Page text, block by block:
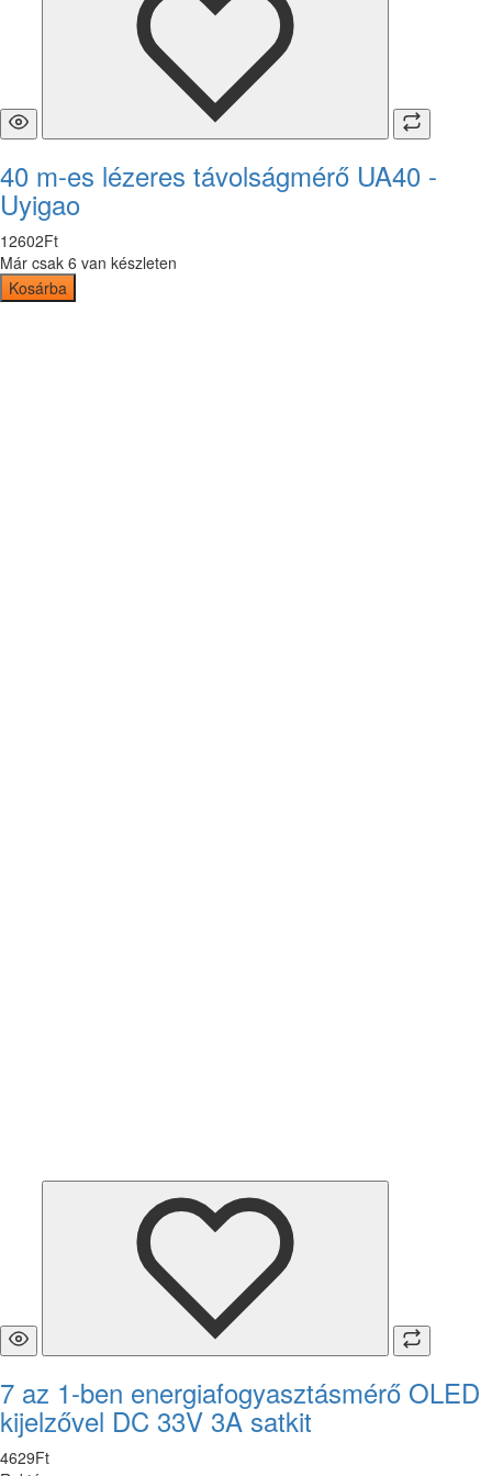
40 m-es lézeres távolságmérő UA40 -
Uyigao
12602Ft
Már csak 6 van készleten
Kosárba
7 az 1-ben energiafogyasztásmérő OLED
kijelzővel DC 33V 3A satkit
4629Ft